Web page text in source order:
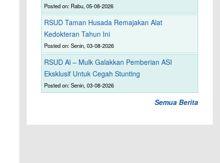
Posted on: Rabu, 05-08-2026
RSUD Taman Husada Remajakan Alat
Kedokteran Tahun Ini
Posted on: Senin, 03-08-2026
RSUD Al – Mulk Galakkan Pemberian ASI
Eksklusif Untuk Cegah Stunting
Posted on: Senin, 03-08-2026
Semua Berita